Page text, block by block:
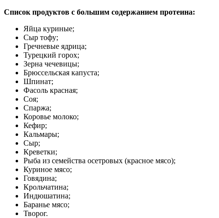
Список продуктов с большим содержанием протеина:
Яйца куриные;
Сыр тофу;
Гречневые ядрица;
Турецкий горох;
Зерна чечевицы;
Брюссельская капуста;
Шпинат;
Фасоль красная;
Соя;
Спаржа;
Коровье молоко;
Кефир;
Кальмары;
Сыр;
Креветки;
Рыба из семейства осетровых (красное мясо);
Куриное мясо;
Говядина;
Крольчатина;
Индюшатина;
Баранье мясо;
Творог.